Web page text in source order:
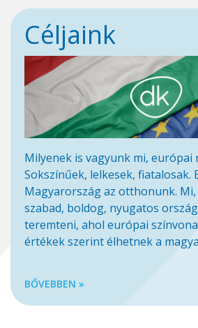
Céljaink
Milyenek is vagyunk mi, európai
Sokszínűek, lelkesek, fiatalosak.
Magyarország az otthonunk. Mi,
szabad, boldog, nyugatos
teremteni, ahol európai
értékek szerint élhetnek a
BŐVEBBEN »